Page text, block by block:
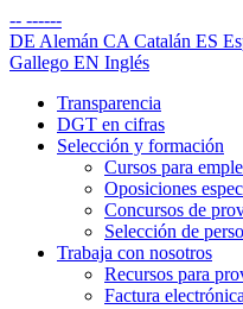
-- ------
DE Alemán CA Catalán ES
Gallego EN Inglés
Transparencia
DGT en cifras
Selección y formación
Cursos para
Oposiciones
Concursos de
Selección de
Trabaja con nosotros
Recursos para
Factura electrónica